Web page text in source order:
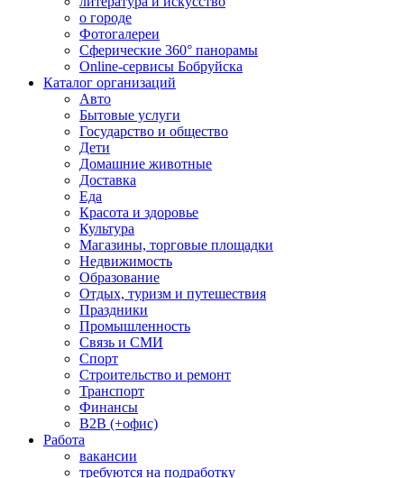
о городе
Фотогалереи
Сферические 360° панорамы
Online-сервисы Бобруйска
Каталог организаций
Авто
Бытовые услуги
Государство и общество
Дети
Домашние животные
Доставка
Еда
Красота и здоровье
Культура
Магазины, торговые площадки
Недвижимость
Образование
Отдых, туризм и путешествия
Праздники
Промышленность
Связь и СМИ
Спорт
Строительство и ремонт
Транспорт
Финансы
B2B (+офис)
Работа
вакансии
требуются на подработку